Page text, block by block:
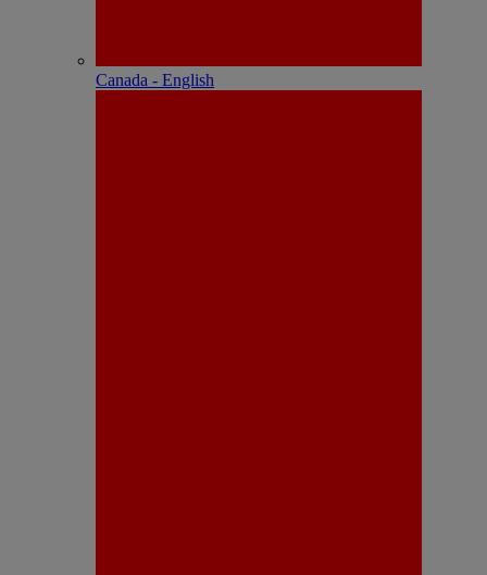
Canada - English